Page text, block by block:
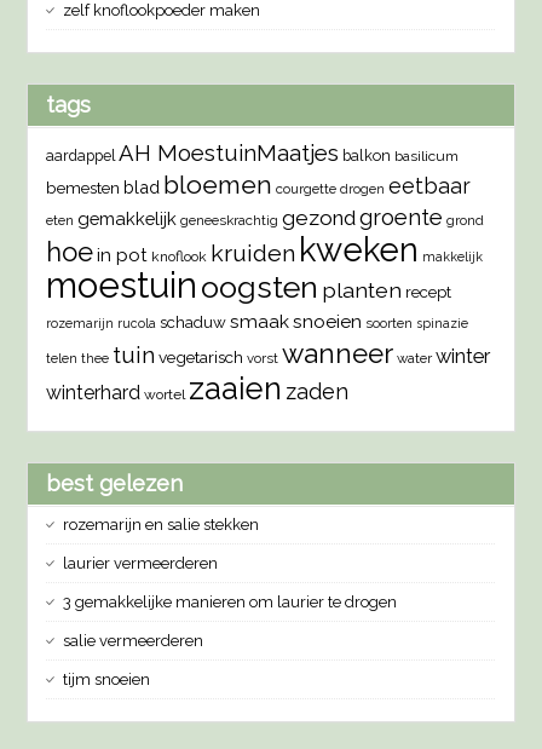
zelf knoflookpoeder maken
tags
aardappel AH MoestuinMaatjes balkon basilicum
bemesten blad bloemen courgette drogen eetbaar
eten gemakkelijk geneeskrachtig gezondgroente grond
hoein pot knoflook kruiden kweken makkelijk
moestuin oogsten planten recept
rozemarijn rucola schaduw smaaksnoeien soorten spinazie
telen thee tuin vegetarisch vorst wanneer water winter
winterhard wortel zaaien zaden
best gelezen
rozemarijn en salie stekken
laurier vermeerderen
3 gemakkelijke manieren om laurier te drogen
salie vermeerderen
tijm snoeien